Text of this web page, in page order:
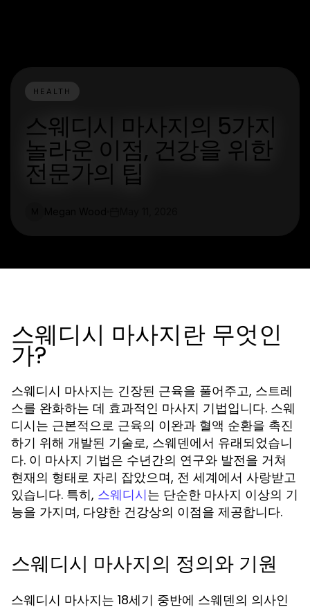
HEALTH
스웨디시 마사지의 5가지
놀라운 이점, 건강을 위한
전문가의 팁
스웨디시 마사지란 무엇인
가?
스웨디시 마사지는 긴장된 근육을 풀어주고, 스트레
스를 완화하는 데 효과적인 마사지 기법입니다. 스웨
디시는 근본적으로 근육의 이완과 혈액 순환을 촉진
하기 위해 개발된 기술로, 스웨덴에서 유래되었습니
다. 이 마사지 기법은 수년간의 연구와 발전을 거쳐
현재의 형태로 자리 잡았으며, 전 세계에서 사랑받고
있습니다. 특히, 스웨디시는 단순한 마사지 이상의 기
능을 가지며, 다양한 건강상의 이점을 제공합니다.
스웨디시 마사지의 정의와 기원
스웨디시 마사지는 18세기 중반에 스웨덴의 의사인